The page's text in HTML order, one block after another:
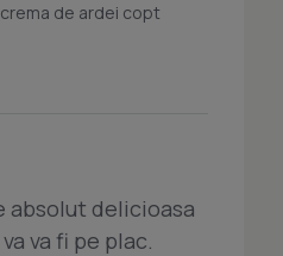
de ardei copt
absolut delicioasa
va fi pe plac.